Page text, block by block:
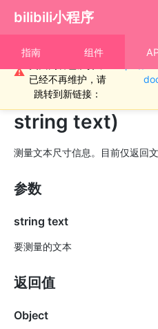
bilibili小程序
指南 组件
⚠
重要通知！！！本
已经不再维护，请
跳转到新链接：
› CanvasContext
string text)
测量文本尺寸信息。目前仅返回
参数
string text
要测量的文本
返回值
Object